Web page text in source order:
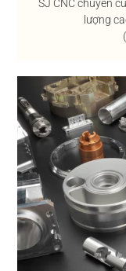
SJ CNC chuyên
lượng